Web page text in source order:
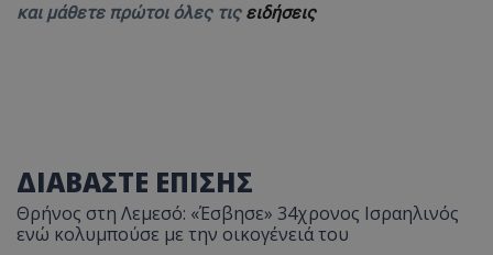
και μάθετε πρώτοι όλες τις ειδήσεις
ΔΙΑΒΑΣΤΕ ΕΠΙΣΗΣ
Θρήνος στη Λεμεσό: «Έσβησε» 34χρονος Ισραηλινός
ενώ κολυμπούσε με την οικογένειά του